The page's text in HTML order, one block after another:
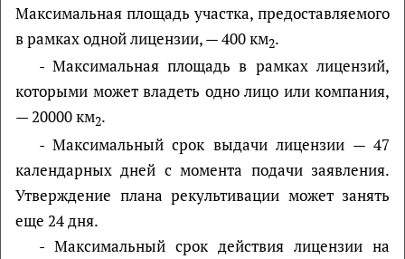
Максимальная площадь участка, предоставляемого
в рамках одной лицензии, — 400 км2.
- Максимальная площадь в рамках лицензий,
которыми может владеть одно лицо или компания,
— 20000 км2.
- Максимальный срок выдачи лицензии — 47
календарных дней с момента подачи заявления.
Утверждение плана рекультивации может занять
еще 24 дня.
- Максимальный срок действия лицензии на